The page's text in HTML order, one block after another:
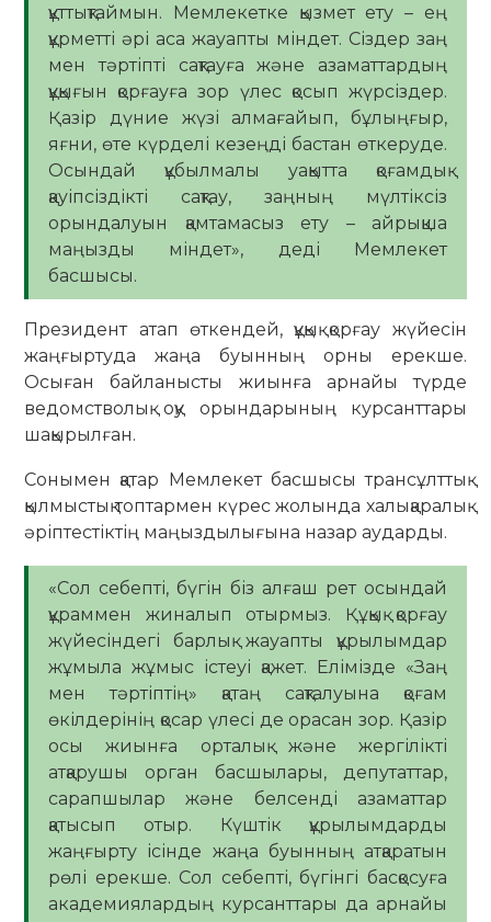
құттықтаймын. Мемлекетке қызмет ету – ең
құрметті әрі аса жауапты міндет. Сіздер заң
мен тәртіпті сақтауға және азаматтардың
құқығын қорғауға зор үлес қосып жүрсіздер.
Қазір дүние жүзі алмағайып, бұлыңғыр,
яғни, өте күрделі кезеңді бастан өткеруде.
Осындай құбылмалы уақытта қоғамдық
қауіпсіздікті сақтау, заңның мүлтіксіз
орындалуын қамтамасыз ету – айрықша
маңызды міндет», деді Мемлекет
басшысы.
Президент атап өткендей, құқық қорғау жүйесін
жаңғыртуда жаңа буынның орны ерекше.
Осыған байланысты жиынға арнайы түрде
ведомстволық оқу орындарының курсанттары
шақырылған.
Сонымен қатар Мемлекет басшысы трансұлттық
қылмыстық топтармен күрес жолында халықаралық
әріптестіктің маңыздылығына назар аударды.
«Сол себепті, бүгін біз алғаш рет осындай
құраммен жиналып отырмыз. Құқық қорғау
жүйесіндегі барлық жауапты құрылымдар
жұмыла жұмыс істеуі қажет. Елімізде «Заң
мен тәртіптің» қатаң сақталуына қоғам
өкілдерінің қосар үлесі де орасан зор. Қазір
осы жиынға орталық және жергілікті
атқарушы орган басшылары, депутаттар,
сарапшылар және белсенді азаматтар
қатысып отыр. Күштік құрылымдарды
жаңғырту ісінде жаңа буынның атқаратын
рөлі ерекше. Сол себепті, бүгінгі басқосуға
академиялардың курсанттары да арнайы